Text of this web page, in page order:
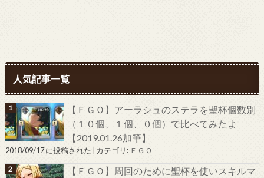
人気記事一覧
【ＦＧＯ】アーラシュのステラを聖杯個数別
（１０個、１個、０個）で比べてみたよ
【2019.01.26加筆】
2018/09/17 に投稿された カテゴリ: ＦＧＯ
【ＦＧＯ】周回のために聖杯を使いスキルマ